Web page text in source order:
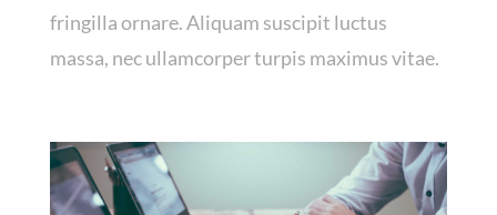
fringilla ornare. Aliquam suscipit luctus
massa, nec ullamcorper turpis maximus vitae.